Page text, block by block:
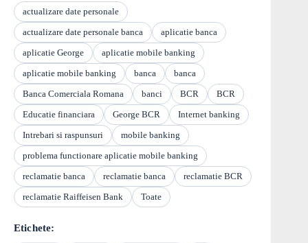
actualizare date personale
actualizare date personale banca
aplicatie banca
aplicatie George
aplicatie mobile banking
aplicatie mobile banking
banca
banca
Banca Comerciala Romana
banci BCR
BCR
Educatie financiara
George BCR
Internet banking
Intrebari si raspunsuri
mobile banking
problema functionare aplicatie mobile banking
reclamatie banca
reclamatie banca
reclamatie BCR
reclamatie Raiffeisen Bank
Toate
Etichete: